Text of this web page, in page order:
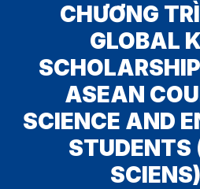
CHƯƠNG
GLOBAL
ASEAN
SCIENCE AND
STUDENTS